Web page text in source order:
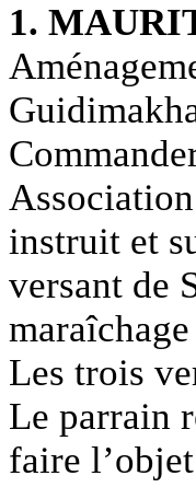
1.
instruit et
versant de
Les trois
Le parrain
faire